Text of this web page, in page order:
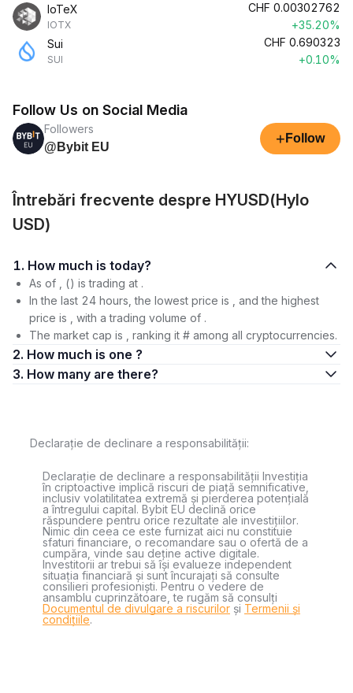
IoTeX
IOTX
CHF 0.00302762
+35.20%
Sui
SUI
CHF 0.690323
+0.10%
Follow Us on Social Media
Followers
@Bybit EU
+ Follow
Întrebări frecvente despre HYUSD(Hylo
USD)
1. How much is today?
As of , () is trading at .
In the last 24 hours, the lowest price is , and the highest
price is , with a trading volume of .
The market cap is , ranking it # among all cryptocurrencies.
2. How much is one ?
3. How many are there?
Declarație de declinare a responsabilității:
Declarație de declinare a responsabilității Investiția
în criptoactive implică riscuri de piață semnificative,
inclusiv volatilitatea extremă și pierderea potențială
a întregului capital. Bybit EU declină orice
răspundere pentru orice rezultate ale investițiilor.
Nimic din ceea ce este furnizat aici nu constituie
sfaturi financiare, o recomandare sau o ofertă de a
cumpăra, vinde sau deține active digitale.
Investitorii ar trebui să își evalueze independent
situația financiară și sunt încurajați să consulte
consilieri profesioniști. Pentru o vedere de
ansamblu cuprinzătoare, te rugăm să consulți
Documentul de divulgare a riscurilor și Termenii și
condițiile.